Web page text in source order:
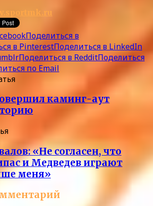
Поделиться в
в PinterestПоделиться в LinkedIn
Поделиться в RedditПоделиться
по Email
каминг-аут
«Не согласен, что
и Медведев играют
меня»